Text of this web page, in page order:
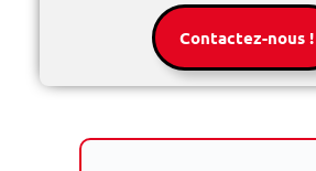
Contactez-nous !